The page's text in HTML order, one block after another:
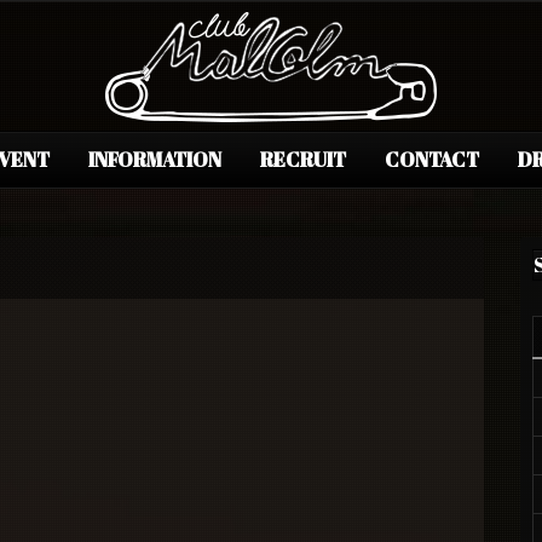
INFORMATION RECRUIT CONTACT